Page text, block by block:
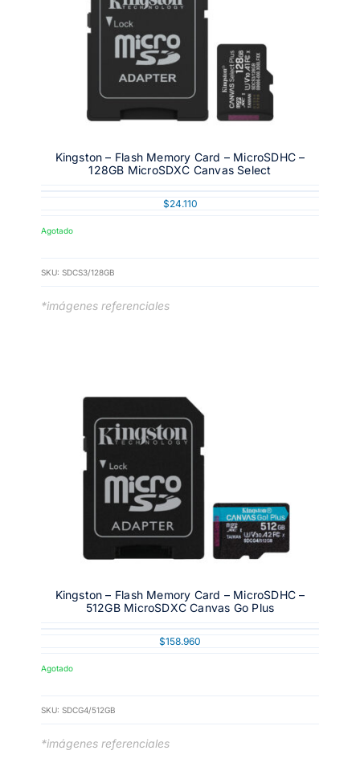
Kingston – Flash Memory Card – MicroSDHC –
128GB MicroSDXC Canvas Select
$24.110
Agotado
SKU: SDCS3/128GB
*imágenes referenciales
Kingston – Flash Memory Card – MicroSDHC –
512GB MicroSDXC Canvas Go Plus
$158.960
Agotado
SKU: SDCG4/512GB
*imágenes referenciales